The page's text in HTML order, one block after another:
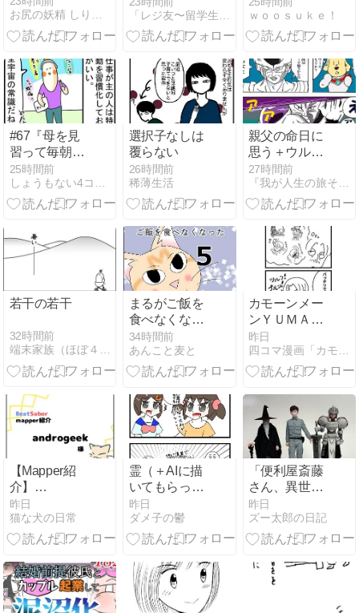
描きました
ｗｏｏｓｕｋｅ！
#67『母を見
習って毎朝散
歩を検討して
みる』
25時間前
選択子なしは
覆らない
26時間前
稀薄生活
親父の命日に
思う＋ウルト
ラNOワン フ
リーザと戦
う？の巻＋鳥
ン＋4コマ漫
画笑劇の一歩
27時間前
若干の若干
32時間前
まるがご飯を
食べなくなっ
た５
34時間前
あんこと麦と
カモーンメー
ンＹＵＭＡく
ん Additional
Taim 121「準
備万端？」
昨日
【Mapper紹
介】
androgeek様
昨日
猫な犬の日常
霊（＋AIに描
いてもらった
続き）
昨日
ダメ子の鬱
「便利屋斎藤
さん、異世界
に行く」 のラ
エルザ作製 AI
で3Dデータを
リンターで印
昨日
ズー太郎の日記